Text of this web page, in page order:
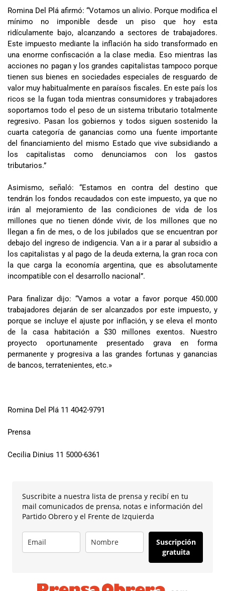
Romina Del Plá afirmó: “Votamos un alivio. Porque modifica el
mínimo no imponible desde un piso que hoy esta
ridículamente bajo, alcanzando a sectores de trabajadores.
Este impuesto mediante la inflación ha sido transformado en
una enorme confiscación a la clase media. Eso mientras las
acciones no pagan y los grandes capitalistas tampoco porque
tienen sus bienes en sociedades especiales de resguardo de
valor muy habitualmente en paraísos fiscales. En este país los
ricos se la fugan toda mientras consumidores y trabajadores
soportamos todo el peso de un sistema tributario totalmente
regresivo. Pasan los gobiernos y todos siguen sostenido la
cuarta categoría de ganancias como una fuente importante
del financiamiento del mismo Estado que vive subsidiando a
los capitalistas como denunciamos con los gastos
tributarios.”
Asimismo, señaló: “Estamos en contra del destino que
tendrán los fondos recaudados con este impuesto, ya que no
irán al mejoramiento de las condiciones de vida de los
millones que no tienen dónde vivir, de los millones que no
llegan a fin de mes, o de los jubilados que se encuentran por
debajo del ingreso de indigencia. Van a ir a parar al subsidio a
los capitalistas y al pago de la deuda externa, la gran roca con
la que carga la economía argentina, que es absolutamente
incompatible con el desarrollo nacional”.
Para finalizar dijo: “Vamos a votar a favor porque 450.000
trabajadores dejarán de ser alcanzados por este impuesto, y
porque se incluye el ajuste por inflación, y se eleva el monto
de la casa habitación a $30 millones exentos. Nuestro
proyecto oportunamente presentado grava en forma
permanente y progresiva a las grandes fortunas y ganancias
de bancos, terratenientes, etc.»
Romina Del Plá 11 4042-9791
Prensa
Cecilia Dinius 11 5000-6361
Suscribite a nuestra lista de prensa y recibí en tu
mail comunicados de prensa, notas e información del
Partido Obrero y el Frente de Izquierda
Suscripción
gratuita